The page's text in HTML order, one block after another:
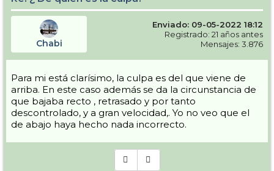
Chabi
Enviado: 09-05-2022 18:12
Registrado: 21 años antes
Mensajes: 3.876
Para mi está clarísimo, la culpa es del que viene de
arriba. En este caso además se da la circunstancia de
que bajaba recto , retrasado y por tanto
descontrolado, y a gran velocidad,. Yo no veo que el
de abajo haya hecho nada incorrecto.